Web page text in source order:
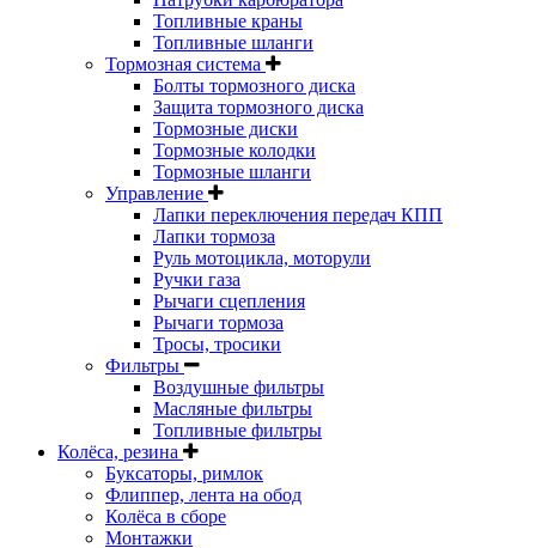
Топливные краны
Топливные шланги
Тормозная система
Болты тормозного диска
Защита тормозного диска
Тормозные диски
Тормозные колодки
Тормозные шланги
Управление
Лапки переключения передач КПП
Лапки тормоза
Руль мотоцикла, моторули
Ручки газа
Рычаги сцепления
Рычаги тормоза
Тросы, тросики
Фильтры
Воздушные фильтры
Масляные фильтры
Топливные фильтры
Колёса, резина
Буксаторы, римлок
Флиппер, лента на обод
Колёса в сборе
Монтажки